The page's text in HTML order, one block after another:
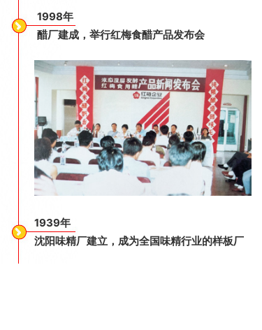
1998年
醋厂建成，举行红梅食醋产品发布会
1939年
沈阳味精厂建立，成为全国味精行业的样板厂